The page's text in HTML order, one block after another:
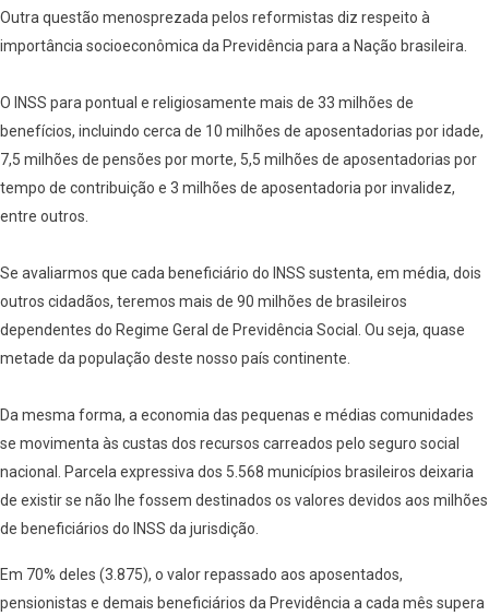
Outra questão menosprezada pelos reformistas diz respeito à
importância socioeconômica da Previdência para a Nação brasileira.
O INSS para pontual e religiosamente mais de 33 milhões de
benefícios, incluindo cerca de 10 milhões de aposentadorias por idade,
7,5 milhões de pensões por morte, 5,5 milhões de aposentadorias por
tempo de contribuição e 3 milhões de aposentadoria por invalidez,
entre outros.
Se avaliarmos que cada beneficiário do INSS sustenta, em média, dois
outros cidadãos, teremos mais de 90 milhões de brasileiros
dependentes do Regime Geral de Previdência Social. Ou seja, quase
metade da população deste nosso país continente.
Da mesma forma, a economia das pequenas e médias comunidades
se movimenta às custas dos recursos carreados pelo seguro social
nacional. Parcela expressiva dos 5.568 municípios brasileiros deixaria
de existir se não lhe fossem destinados os valores devidos aos milhões
de beneficiários do INSS da jurisdição.
Em 70% deles (3.875), o valor repassado aos aposentados,
pensionistas e demais beneficiários da Previdência a cada mês supera